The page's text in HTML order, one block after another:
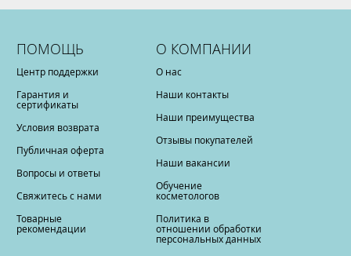
ПОМОЩЬ
Центр поддержки
Гарантия и
сертификаты
Условия возврата
Публичная оферта
Вопросы и ответы
Свяжитесь с нами
Товарные
рекомендации
О КОМПАНИИ
О нас
Наши контакты
Наши преимущества
Отзывы покупателей
Наши вакансии
Обучение
косметологов
Политика в
отношении обработки
персональных данных